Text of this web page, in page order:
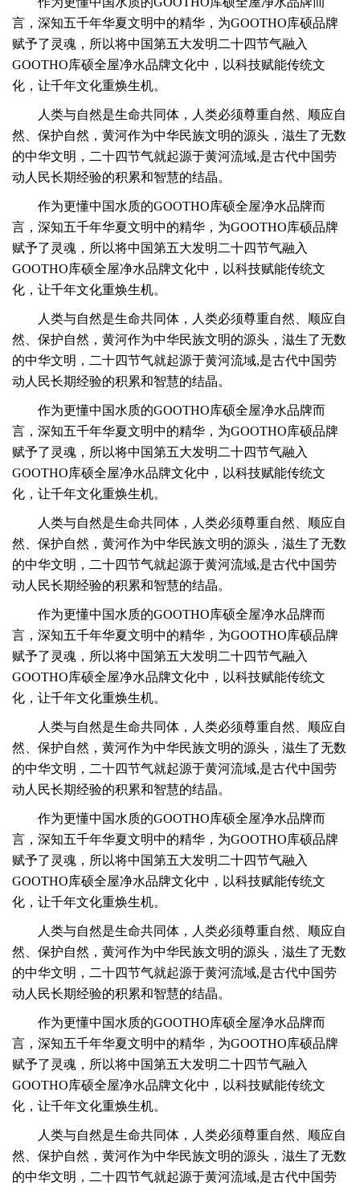
言，深知五千年华夏文明中的精华，为GOOTHO库硕品牌
赋予了灵魂，所以将中国第五大发明二十四节气融入
GOOTHO库硕全屋净水品牌文化中，以科技赋能传统文
化，让千年文化重焕生机。
人类与自然是生命共同体，人类必须尊重自然、顺应自
然、保护自然，黄河作为中华民族文明的源头，滋生了无数
的中华文明， 二十四节气就起源于黄河流域,是古代中国劳
动人民长期经验的积累和智慧的结晶。
作为更懂中国水质的GOOTHO库硕全屋净水品牌而
言，深知五千年华夏文明中的精华，为GOOTHO库硕品牌
赋予了灵魂，所以将中国第五大发明二十四节气融入
GOOTHO库硕全屋净水品牌文化中，以科技赋能传统文
化，让千年文化重焕生机。
人类与自然是生命共同体，人类必须尊重自然、顺应自
然、保护自然，黄河作为中华民族文明的源头，滋生了无数
的中华文明， 二十四节气就起源于黄河流域,是古代中国劳
动人民长期经验的积累和智慧的结晶。
作为更懂中国水质的GOOTHO库硕全屋净水品牌而
言，深知五千年华夏文明中的精华，为GOOTHO库硕品牌
赋予了灵魂，所以将中国第五大发明二十四节气融入
GOOTHO库硕全屋净水品牌文化中，以科技赋能传统文
化，让千年文化重焕生机。
人类与自然是生命共同体，人类必须尊重自然、顺应自
然、保护自然，黄河作为中华民族文明的源头，滋生了无数
的中华文明， 二十四节气就起源于黄河流域,是古代中国劳
动人民长期经验的积累和智慧的结晶。
作为更懂中国水质的GOOTHO库硕全屋净水品牌而
言，深知五千年华夏文明中的精华，为GOOTHO库硕品牌
赋予了灵魂，所以将中国第五大发明二十四节气融入
GOOTHO库硕全屋净水品牌文化中，以科技赋能传统文
化，让千年文化重焕生机。
人类与自然是生命共同体，人类必须尊重自然、顺应自
然、保护自然，黄河作为中华民族文明的源头，滋生了无数
的中华文明， 二十四节气就起源于黄河流域,是古代中国劳
动人民长期经验的积累和智慧的结晶。
作为更懂中国水质的GOOTHO库硕全屋净水品牌而
言，深知五千年华夏文明中的精华，为GOOTHO库硕品牌
赋予了灵魂，所以将中国第五大发明二十四节气融入
GOOTHO库硕全屋净水品牌文化中，以科技赋能传统文
化，让千年文化重焕生机。
人类与自然是生命共同体，人类必须尊重自然、顺应自
然、保护自然，黄河作为中华民族文明的源头，滋生了无数
的中华文明， 二十四节气就起源于黄河流域,是古代中国劳
动人民长期经验的积累和智慧的结晶。
作为更懂中国水质的GOOTHO库硕全屋净水品牌而
言，深知五千年华夏文明中的精华，为GOOTHO库硕品牌
赋予了灵魂，所以将中国第五大发明二十四节气融入
GOOTHO库硕全屋净水品牌文化中，以科技赋能传统文
化，让千年文化重焕生机。
人类与自然是生命共同体，人类必须尊重自然、顺应自
然、保护自然，黄河作为中华民族文明的源头，滋生了无数
的中华文明， 二十四节气就起源于黄河流域,是古代中国劳